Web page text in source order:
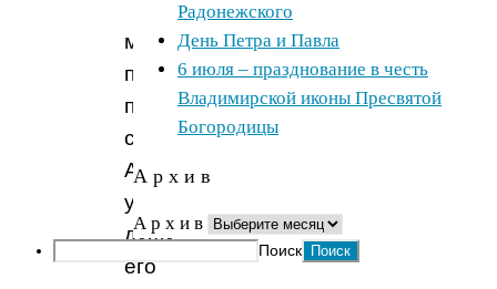
момент
преставления
преподобного
святитель
Антоний
увидел
душу
его
Радонежского
День Петра и Павла
6 июля – празднование в честь
Владимирской иконы Пресвятой
Богородицы
А р х и в
А р х и в
Поиск